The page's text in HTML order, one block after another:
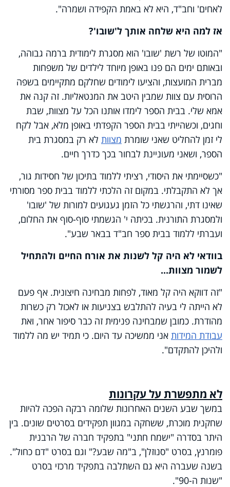
לאחים' וחב"ד, היא לא באמת הקפידה ושמרה".
אז למה היא שלחה אותך ל'שובו'?
"המוטו של רשת 'שובו' הוא מסגרת לימודית ברמה גבוהה,
ובאותם ימים הם פנו באופן מיוחד לילדים של משפחות
מברית המועצות, והציעו לימודים שחלקם מתקיימים בשפה
הרוסית עם צוות שמבין היטב את המנטאליות. זה קנה את
אמא שלי. בבית הספר לימדו אותנו הכל על מצוות, שבת
וחגים, וכשהייתי בבית הספר הקפדתי באופן מלא, אבל לקח
לי זמן להחליט שאני שומרת מצוות לא רק במסגרת בית
הספר, ושאני מעוניינת לבחור בכך כדרך חיים.
"כשסיימתי את היסודי, רציתי ללמוד בתיכון של חסידות גור,
אך לא התקבלתי. במקום זה הלכתי ללמוד בבית ספר מסורתי
שאינו דתי, והרגשתי כל הזמן געגועים למורות של 'שובו'
ולמסגרת התורנית. בכיתה י' הגשמתי סוף-סוף את החלום,
ועברתי ללמוד בבית ספר חב"ד בבאר שבע".
בוודאי לא היה קל לשנות את אורח החיים ולהתחיל
לשמור מצוות...
"זה דווקא היה קל מאוד, לפחות מבחינה חיצונית. אף פעם
לא הייתה לי בעיה להתלבש בצניעות או לאכול רק כשרות
מהודרת. כמובן שמבחינה פנימית זה כבר סיפור אחר, ואת
עבודת המידות אני ממשיכה עד היום. כי תמיד יש מה ללמוד
ולהיכן להתקדם".
לא מתפשרת על עקרונות
במשך שבע השנים האחרונות שלומה רבקה הפכה להיות
שחקנית מוכרת, ששחקה במגוון תפקידים בסרטים שונים. בין
היתר בסדרה "ישמח חתני" בתפקיד חברה של הרבנית
פומרנץ, בסרט "סנוזלן", ב"מה שבע?" וגם בסרט "דם כחול".
בשנה שעברה היא גם השתלבה בתפקיד מרכזי בסרט
"שנות ה-90".